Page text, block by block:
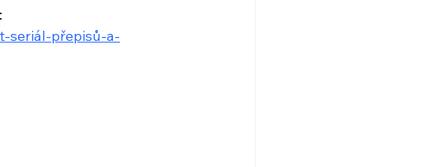
seriál-přepisů-a-